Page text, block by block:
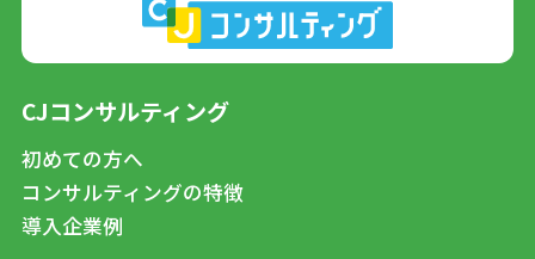
CJコンサルティング
初めての方へ
コンサルティングの特徴
導入企業例